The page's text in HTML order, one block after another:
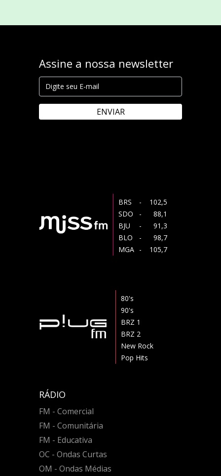
Assine a nossa newsletter
ENVIAR
BRS
- 102,5
SDO
- 88,1
BJU
- 91,3
BLO
- 98,7
MGA - 105,7
80's
90's
BRZ 1
BRZ 2
New Rock
Pop Hits
RÁDIO
FM - Comercial
FM - Comunitária
FM - Educativa
OC - Ondas Curtas
OM - Ondas Médias